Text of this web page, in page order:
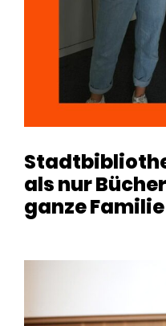
als nur
ganze Familie